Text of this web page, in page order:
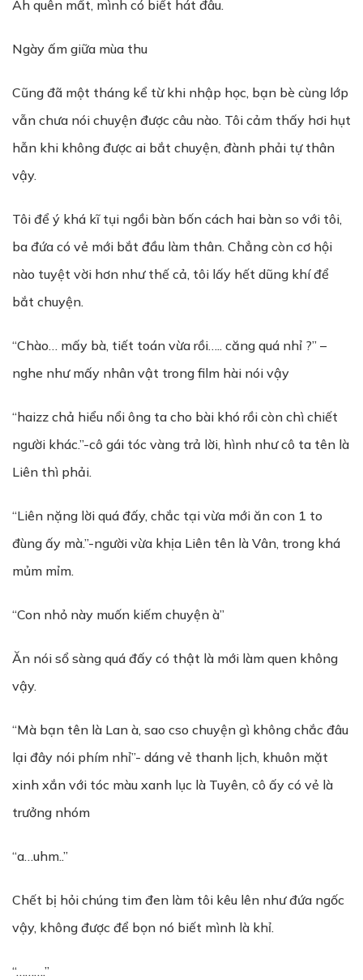
Ah quên mất, mình có biết hát đâu.
Ngày ấm giữa mùa thu
Cũng đã một tháng kể từ khi nhập học, bạn bè cùng lớp
vẫn chưa nói chuyện được câu nào. Tôi cảm thấy hơi hụt
hẫn khi không được ai bắt chuyện, đành phải tự thân
vậy.
Tôi để ý khá kĩ tụi ngồi bàn bốn cách hai bàn so với tôi,
ba đứa có vẻ mới bắt đầu làm thân. Chẳng còn cơ hội
nào tuyệt vời hơn như thế cả, tôi lấy hết dũng khí để
bắt chuyện.
“Chào… mấy bà, tiết toán vừa rồi….. căng quá nhỉ ?” –
nghe như mấy nhân vật trong film hài nói vậy
“haizz chả hiểu nổi ông ta cho bài khó rồi còn chì chiết
người khác.”-cô gái tóc vàng trả lời, hình như cô ta tên là
Liên thì phải.
“Liên nặng lời quá đấy, chắc tại vừa mới ăn con 1 to
đùng ấy mà.”-người vừa khịa Liên tên là Vân, trong khá
mủm mỉm.
“Con nhỏ này muốn kiếm chuyện à”
Ăn nói sổ sàng quá đấy có thật là mới làm quen không
vậy.
“Mà bạn tên là Lan à, sao cso chuyện gì không chắc đâu
lại đây nói phím nhỉ”- dáng vẻ thanh lịch, khuôn mặt
xinh xắn với tóc màu xanh lục là Tuyên, cô ấy có vẻ là
trưởng nhóm
“a…uhm..”
Chết bị hỏi chúng tim đen làm tôi kêu lên như đứa ngốc
vậy, không được để bọn nó biết mình là khỉ.
“……….”